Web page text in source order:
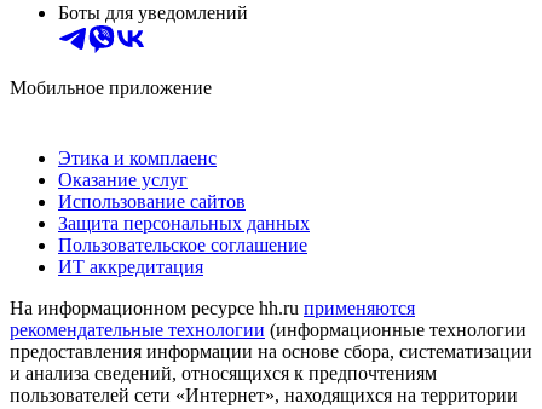
Боты для уведомлений
Мобильное приложение
Этика и комплаенс
Оказание услуг
Использование сайтов
Защита персональных данных
Пользовательское соглашение
ИТ аккредитация
На информационном ресурсе hh.ru применяются
рекомендательные технологии (информационные технологии
предоставления информации на основе сбора, систематизации
и анализа сведений, относящихся к предпочтениям
пользователей сети «Интернет», находящихся на территории